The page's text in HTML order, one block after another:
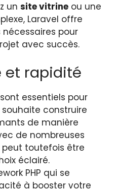
un site vitrine ou une
Laravel offre
pour
avec succès.
et rapidité
sont essentiels pour
construire
de manière
de nombreuses
peut toutefois être
éclairé.
PHP qui se
à booster votre